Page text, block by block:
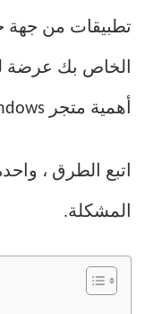
تطبيقات من جهة
الخاص بك عرضة
أهمية متجر Windows.
اتبع الطرق ،
المشكلة.